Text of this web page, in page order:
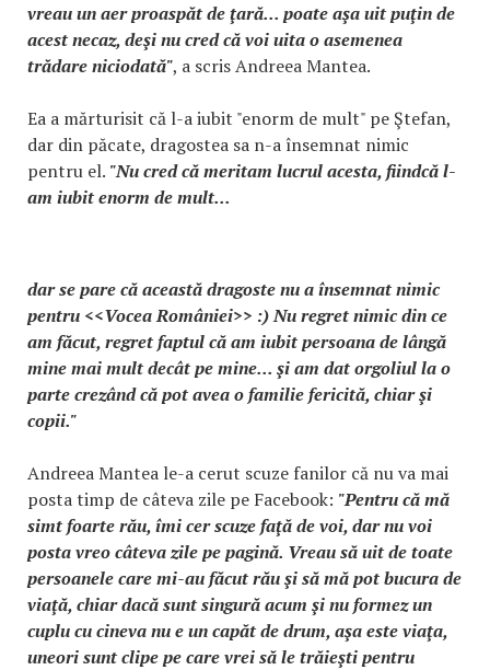
vreau un aer proaspăt de ţară... poate aşa uit puţin de
acest necaz, deşi nu cred că voi uita o asemenea
trădare niciodată", a scris Andreea Mantea.
Ea a mărturisit că l-a iubit "enorm de mult" pe Ştefan,
dar din păcate, dragostea sa n-a însemnat nimic
pentru el. "Nu cred că meritam lucrul acesta, fiindcă l-
am iubit enorm de mult...
dar se pare că această dragoste nu a însemnat nimic
pentru <<Vocea României>> :) Nu regret nimic din ce
am făcut, regret faptul că am iubit persoana de lângă
mine mai mult decât pe mine... şi am dat orgoliul la o
parte crezând că pot avea o familie fericită, chiar şi
copii."
Andreea Mantea le-a cerut scuze fanilor că nu va mai
posta timp de câteva zile pe Facebook: "Pentru că mă
simt foarte rău, îmi cer scuze faţă de voi, dar nu voi
posta vreo câteva zile pe pagină. Vreau să uit de toate
persoanele care mi-au făcut rău şi să mă pot bucura de
viaţă, chiar dacă sunt singură acum şi nu formez un
cuplu cu cineva nu e un capăt de drum, aşa este viaţa,
uneori sunt clipe pe care vrei să le trăieşti pentru